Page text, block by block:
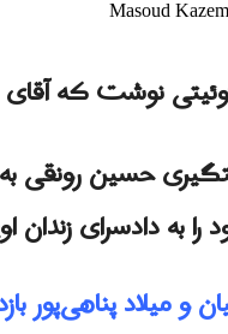
حسین رونقی
را به دادسرای
میلاد پناهی‌پور